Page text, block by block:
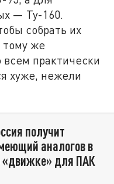
— Ту-160.
собрать их
тому же
практически
хуже, нежели
получит
аналогов в
«движке» для ПАК